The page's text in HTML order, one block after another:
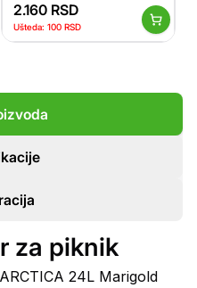
2.160 RSD
Ušteda: 100 RSD
za piknik
24L Marigold